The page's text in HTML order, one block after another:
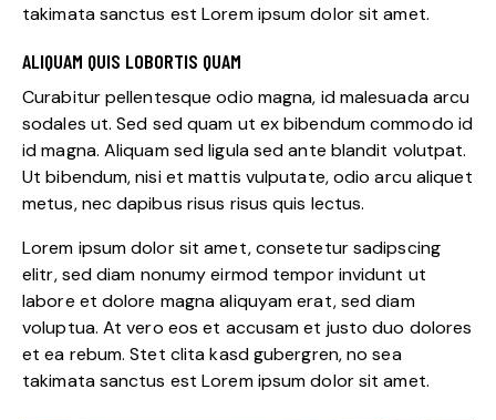
takimata sanctus est Lorem ipsum dolor sit amet.
ALIQUAM QUIS LOBORTIS QUAM
Curabitur pellentesque odio magna, id malesuada arcu
sodales ut. Sed sed quam ut ex bibendum commodo id
id magna. Aliquam sed ligula sed ante blandit volutpat.
Ut bibendum, nisi et mattis vulputate, odio arcu aliquet
metus, nec dapibus risus risus quis lectus.
Lorem ipsum dolor sit amet, consetetur sadipscing
elitr, sed diam nonumy eirmod tempor invidunt ut
labore et dolore magna aliquyam erat, sed diam
voluptua. At vero eos et accusam et justo duo dolores
et ea rebum. Stet clita kasd gubergren, no sea
takimata sanctus est Lorem ipsum dolor sit amet.